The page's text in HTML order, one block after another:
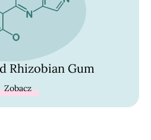
Rhizobian Gum
Zobacz